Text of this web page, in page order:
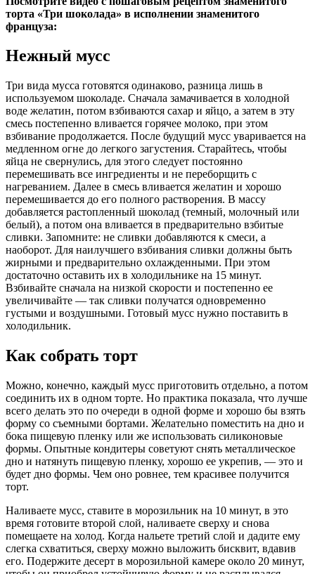
торта «Три шоколада» в исполнении знаменитого
француза:
Нежный мусс
Три вида мусса готовятся одинаково, разница лишь в
используемом шоколаде. Сначала замачивается в холодной
воде желатин, потом взбиваются сахар и яйцо, а затем в эту
смесь постепенно вливается горячее молоко, при этом
взбивание продолжается. После будущий мусс уваривается на
медленном огне до легкого загустения. Старайтесь, чтобы
яйца не свернулись, для этого следует постоянно
перемешивать все ингредиенты и не переборщить с
нагреванием. Далее в смесь вливается желатин и хорошо
перемешивается до его полного растворения. В массу
добавляется растопленный шоколад (темный, молочный или
белый), а потом она вливается в предварительно взбитые
сливки. Запомните: не сливки добавляются к смеси, а
наоборот. Для наилучшего взбивания сливки должны быть
жирными и предварительно охлажденными. При этом
достаточно оставить их в холодильнике на 15 минут.
Взбивайте сначала на низкой скорости и постепенно ее
увеличивайте — так сливки получатся одновременно
густыми и воздушными. Готовый мусс нужно поставить в
холодильник.
Как собрать торт
Можно, конечно, каждый мусс приготовить отдельно, а потом
соединить их в одном торте. Но практика показала, что лучше
всего делать это по очереди в одной форме и хорошо бы взять
форму со съемными бортами. Желательно поместить на дно и
бока пищевую пленку или же использовать силиконовые
формы. Опытные кондитеры советуют снять металлическое
дно и натянуть пищевую пленку, хорошо ее укрепив, — это и
будет дно формы. Чем оно ровнее, тем красивее получится
торт.
Наливаете мусс, ставите в морозильник на 10 минут, в это
время готовите второй слой, наливаете сверху и снова
помещаете на холод. Когда нальете третий слой и дадите ему
слегка схватиться, сверху можно выложить бисквит, вдавив
его. Подержите десерт в морозильной камере около 20 минут,